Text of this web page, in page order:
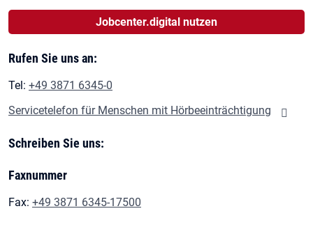
Jobcenter.digital nutzen
Rufen Sie uns an:
Tel: +49 3871 6345-0
Servicetelefon für Menschen mit Hörbeeinträchtigung
Schreiben Sie uns:
Faxnummer
Fax: +49 3871 6345-17500